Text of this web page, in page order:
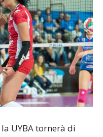
la UYBA tornerà di